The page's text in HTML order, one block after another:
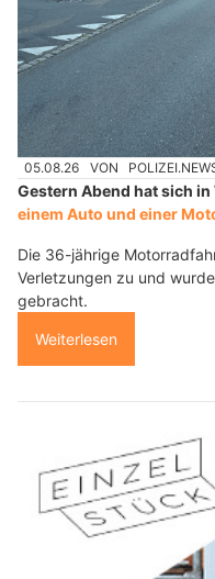
05.08.26 VON
Gestern Abend hat sich
einem Auto und einer
Die 36-jährige
Verletzungen zu und
gebracht.
Weiterlesen